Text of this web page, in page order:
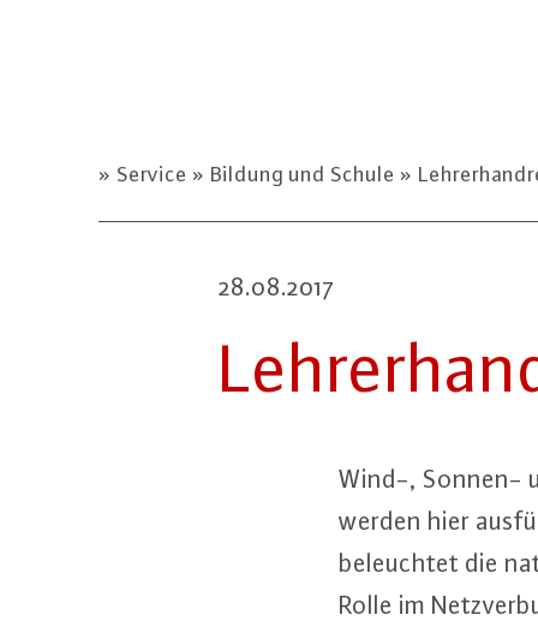
Service Bildung und Schule
28.08.2017
Wind-, Sonnen-
werden hier
be­leuch­tet die
Rolle im